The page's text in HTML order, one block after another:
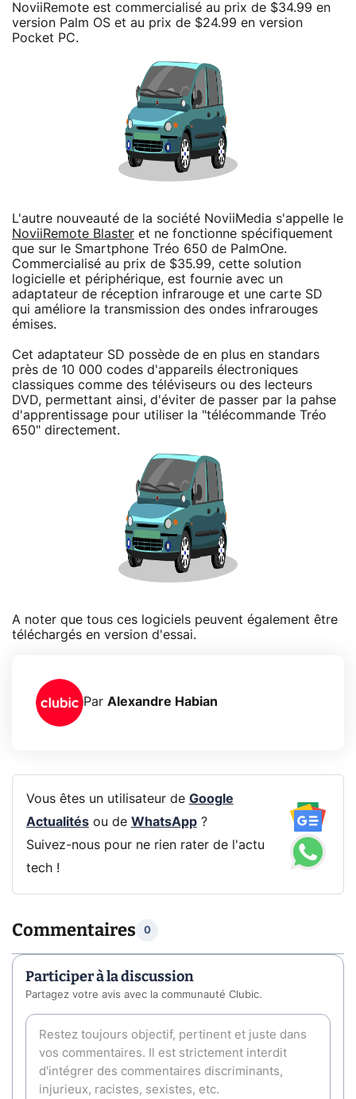
NoviiRemote est commercialisé au prix de $34.99 en
version Palm OS et au prix de $24.99 en version
Pocket PC.
L'autre nouveauté de la société NoviiMedia s'appelle le
NoviiRemote Blaster et ne fonctionne spécifiquement
que sur le Smartphone Tréo 650 de PalmOne.
Commercialisé au prix de $35.99, cette solution
logicielle et périphérique, est fournie avec un
adaptateur de réception infrarouge et une carte SD
qui améliore la transmission des ondes infrarouges
émises.
Cet adaptateur SD possède de en plus en standars
près de 10 000 codes d'appareils électroniques
classiques comme des téléviseurs ou des lecteurs
DVD, permettant ainsi, d'éviter de passer par la pahse
d'apprentissage pour utiliser la "télécommande Tréo
650" directement.
A noter que tous ces logiciels peuvent également être
téléchargés en version d'essai.
Par Alexandre Habian
Vous êtes un utilisateur de Google
Actualitésou de WhatsApp?
Suivez-nous pour ne rien rater de l'actu
tech !
Commentaires 0
Participer à la discussion
Partagez votre avis avec la communauté Clubic.